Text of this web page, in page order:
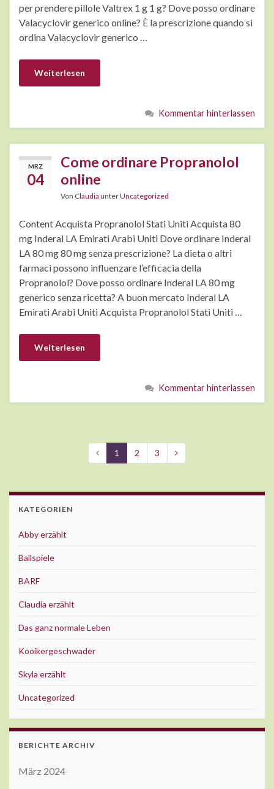
per prendere pillole Valtrex 1 g 1 g? Dove posso ordinare
Valacyclovir generico online? È la prescrizione quando si
ordina Valacyclovir generico …
Weiterlesen
Kommentar hinterlassen
MRZ
04
Come ordinare Propranolol
online
Von Claudia unterUncategorized
Content Acquista Propranolol Stati Uniti Acquista 80
mg Inderal LA Emirati Arabi Uniti Dove ordinare Inderal
LA 80 mg 80 mg senza prescrizione? La dieta o altri
farmaci possono influenzare l’efficacia della
Propranolol? Dove posso ordinare Inderal LA 80 mg
generico senza ricetta? A buon mercato Inderal LA
Emirati Arabi Uniti Acquista Propranolol Stati Uniti …
Weiterlesen
Kommentar hinterlassen
1 2 3
KATEGORIEN
Abby erzählt
Ballspiele
BARF
Claudia erzählt
Das ganz normale Leben
Kooikergeschwader
Skyla erzählt
Uncategorized
BERICHTE ARCHIV
März 2024